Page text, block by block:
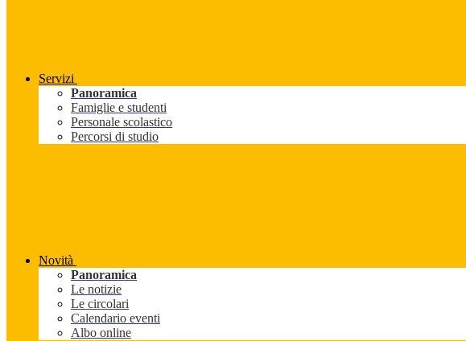
Servizi
Panoramica
Famiglie e studenti
Personale scolastico
Percorsi di studio
Novità
Panoramica
Le notizie
Le circolari
Calendario eventi
Albo online